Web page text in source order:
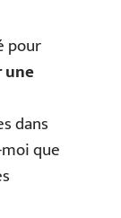
pour
une
dans
que